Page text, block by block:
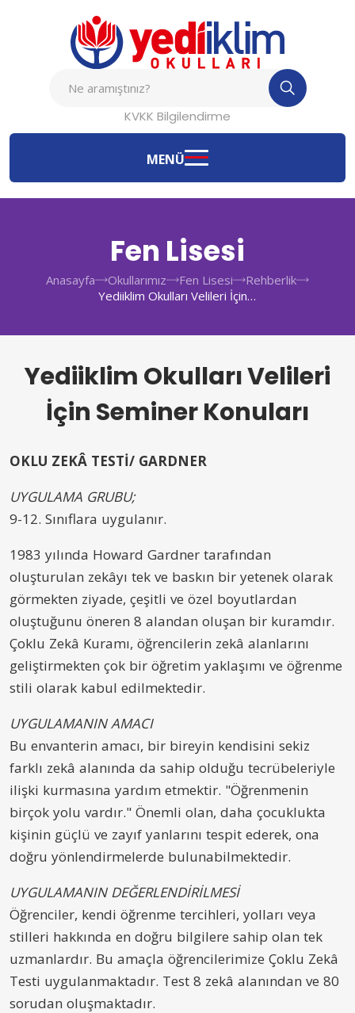
KVKK Bilgilendirme
MENÜ
Fen Lisesi
Anasayfa Okullarımız Fen Lisesi
Rehberlik
Yediiklim Okulları Velileri İçin
Yediiklim Okulları Velileri
İçin Seminer Konuları
OKLU ZEKÂ TESTİ/ GARDNER
UYGULAMA GRUBU;
9-12. Sınıflara uygulanır.
1983 yılında Howard Gardner tarafından
oluşturulan zekâyı tek ve baskın bir yetenek olarak
görmekten ziyade, çeşitli ve özel boyutlardan
oluştuğunu öneren 8 alandan oluşan bir kuramdır.
Çoklu Zekâ Kuramı, öğrencilerin zekâ alanlarını
geliştirmekten çok bir öğretim yaklaşımı ve öğrenme
stili olarak kabul edilmektedir.
UYGULAMANIN AMACI
Bu envanterin amacı, bir bireyin kendisini sekiz
farklı zekâ alanında da sahip olduğu tecrübeleriyle
ilişki kurmasına yardım etmektir. "Öğrenmenin
birçok yolu vardır." Önemli olan, daha çocuklukta
kişinin güçlü ve zayıf yanlarını tespit ederek, ona
doğru yönlendirmelerde bulunabilmektedir.
UYGULAMANIN DEĞERLENDİRİLMESİ
Öğrenciler, kendi öğrenme tercihleri, yolları veya
stilleri hakkında en doğru bilgilere sahip olan tek
uzmanlardır. Bu amaçla öğrencilerimize Çoklu Zekâ
Testi uygulanmaktadır. Test 8 zekâ alanından ve 80
sorudan oluşmaktadır.